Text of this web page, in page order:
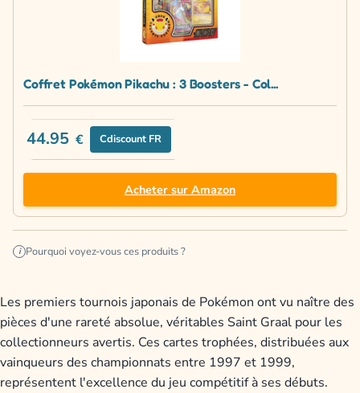
Coffret Pokémon Pikachu : 3 Boosters - Col...
44.95 € Cdiscount FR
Acheter sur Amazon
i Pourquoi voyez-vous ces produits ?
Les premiers tournois japonais de Pokémon ont vu naître des
pièces d'une rareté absolue, véritables Saint Graal pour les
collectionneurs avertis. Ces cartes trophées, distribuées aux
vainqueurs des championnats entre 1997 et 1999,
représentent l'excellence du jeu compétitif à ses débuts.